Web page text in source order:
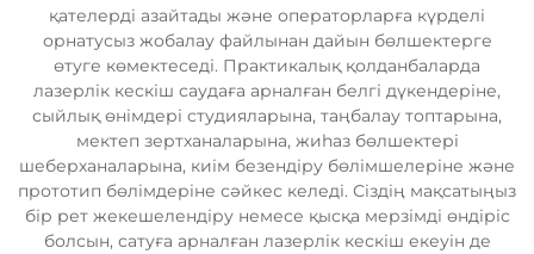
қателерді азайтады және операторларға күрделі
орнатусыз жобалау файлынан дайын бөлшектерге
өтуге көмектеседі. Практикалық қолданбаларда
лазерлік кескіш саудаға арналған белгі дүкендеріне,
сыйлық өнімдері студияларына, таңбалау топтарына,
мектеп зертханаларына, жиһаз бөлшектері
шеберханаларына, киім безендіру бөлімшелеріне және
прототип бөлімдеріне сәйкес келеді. Сіздің мақсатыңыз
бір рет жекешелендіру немесе қысқа мерзімді өндіріс
болсын, сатуға арналған лазерлік кескіш екеуін де